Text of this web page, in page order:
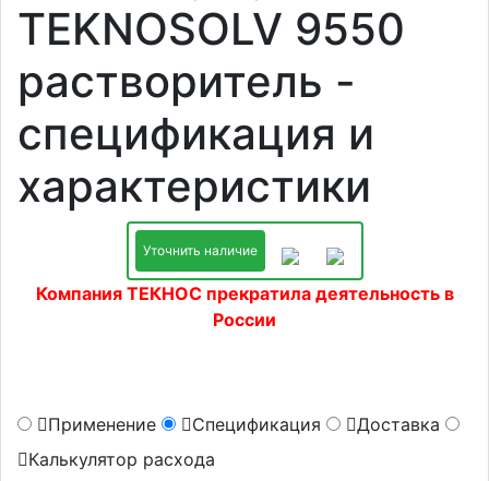
TEKNOSOLV 9550
растворитель -
спецификация и
характеристики
Уточнить наличие
Компания ТЕКНОС прекратила деятельность в
России
Применение Спецификация
Доставка
Калькулятор расхода